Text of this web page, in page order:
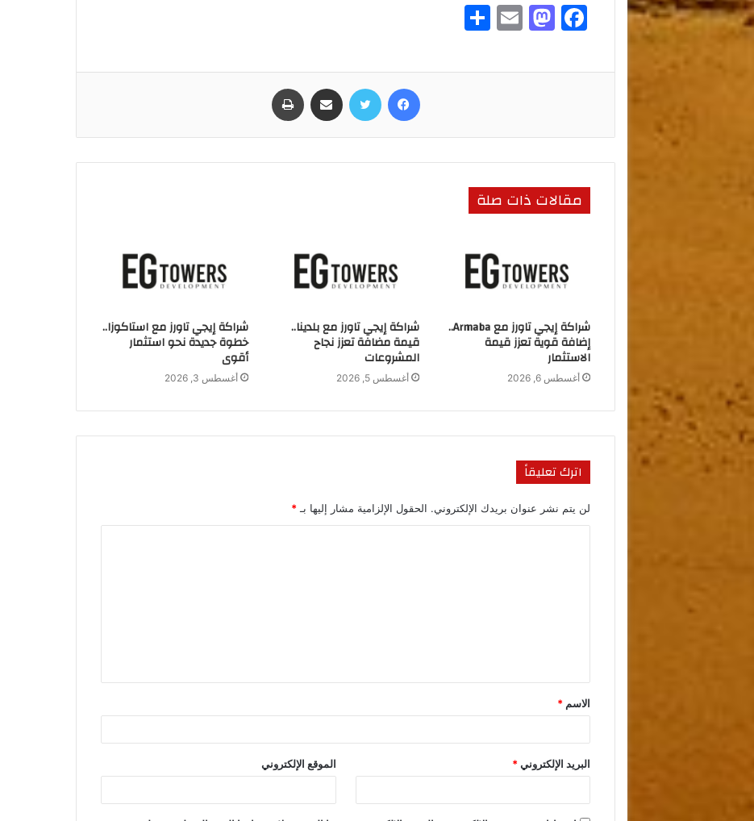
F
c
o
o
k
M
st
o
n
E
ai
ar
مقالات ذات صلة
شراكة إيجي تاورز مع Armaba..
إضافة قوية تعزز قيمة
الاستثمار
أغسطس 6, 2026
شراكة إيجي تاورز مع بلدينا..
قيمة مضافة تعزز نجاح
المشروعات
أغسطس 5, 2026
شراكة إيجي تاورز مع استاكوزا..
خطوة جديدة نحو استثمار
أقوى
أغسطس 3, 2026
اترك تعليقاً
لن يتم نشر عنوان بريدك الإلكتروني. الحقول الإلزامية مشار إليها بـ*
الاسم *
البريد الإلكتروني* الموقع الإلكتروني